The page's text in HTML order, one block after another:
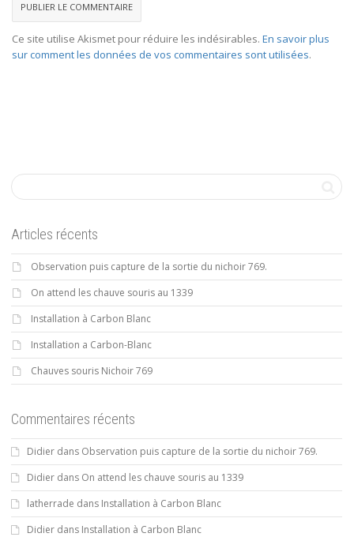
Ce site utilise Akismet pour réduire les indésirables. En savoir plus
sur comment les données de vos commentaires sont utilisées.
Articles récents
Observation puis capture de la sortie du nichoir 769.
On attend les chauve souris au 1339
Installation à Carbon Blanc
Installation a Carbon-Blanc
Chauves souris Nichoir 769
Commentaires récents
Didier dans Observation puis capture de la sortie du nichoir 769.
Didier dans On attend les chauve souris au 1339
latherrade dans Installation à Carbon Blanc
Didier dans Installation à Carbon Blanc